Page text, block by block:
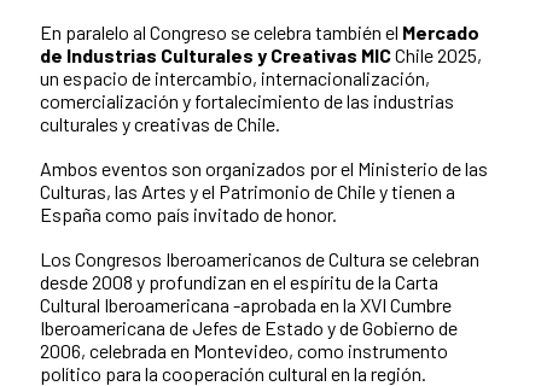
En paralelo al Congreso se celebra también el Mercado
de Industrias Culturales y Creativas MICChile 2025,
un espacio de intercambio, internacionalización,
comercialización y fortalecimiento de las industrias
culturales y creativas de Chile.
Ambos eventos son organizados por el Ministerio de las
Culturas, las Artes y el Patrimonio de Chile y tienen a
España como país invitado de honor.
Los Congresos Iberoamericanos de Cultura se celebran
desde 2008 y profundizan en el espíritu de la Carta
Cultural Iberoamericana -aprobada en la XVI Cumbre
Iberoamericana de Jefes de Estado y de Gobierno de
2006, celebrada en Montevideo, como instrumento
político para la cooperación cultural en la región.